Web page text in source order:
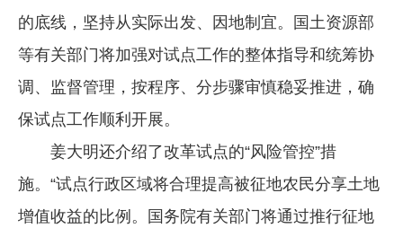
的底线，坚持从实际出发、因地制宜。国土资源部
等有关部门将加强对试点工作的整体指导和统筹协
调、监督管理，按程序、分步骤审慎稳妥推进，确
保试点工作顺利开展。
姜大明还介绍了改革试点的“风险管控”措
施。“试点行政区域将合理提高被征地农民分享土地
增值收益的比例。国务院有关部门将通过推行征地